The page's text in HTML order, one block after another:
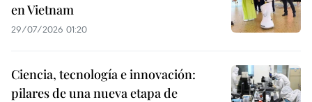
en Vietnam
29/07/2026 01:20
Ciencia, tecnología e innovación:
pilares de una nueva etapa de